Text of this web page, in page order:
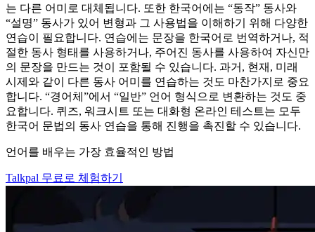
는 다른 어미로 대체됩니다. 또한 한국어에는 “동작” 동사와
“설명” 동사가 있어 변형과 그 사용법을 이해하기 위해 다양한
연습이 필요합니다. 연습에는 문장을 한국어로 번역하거나, 적
절한 동사 형태를 사용하거나, 주어진 동사를 사용하여 자신만
의 문장을 만드는 것이 포함될 수 있습니다. 과거, 현재, 미래
시제와 같이 다른 동사 어미를 연습하는 것도 마찬가지로 중요
합니다. “경어체”에서 “일반” 언어 형식으로 변환하는 것도 중
요합니다. 퀴즈, 워크시트 또는 대화형 온라인 테스트는 모두
한국어 문법의 동사 연습을 통해 진행을 촉진할 수 있습니다.
언어를 배우는 가장 효율적인 방법
Talkpal 무료로 체험하기